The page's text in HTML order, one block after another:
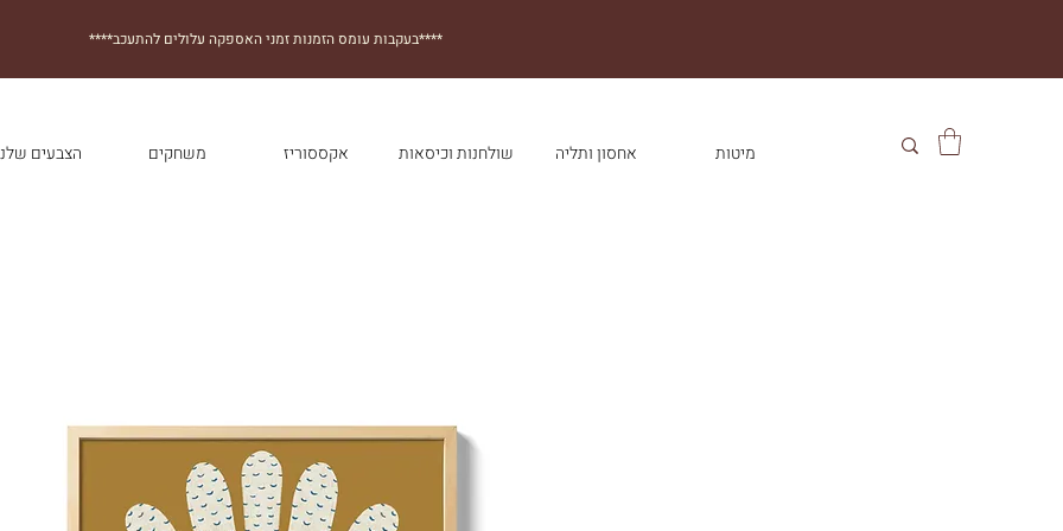
****בעקבות עומס הזמנות זמני האספקה עלולים להתעכב****
מיטות אחסון ותליה שולחנות וכיסאות אקססוריז משחקים הצבעים